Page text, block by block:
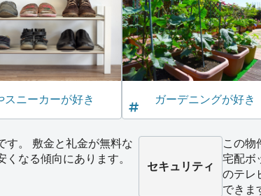
スニーカーが好き ガーデニングが好き
す。 敷金と礼金が無料な
なる傾向にあります。
セキュリティ
この物
宅配ボ
のテレ
できま